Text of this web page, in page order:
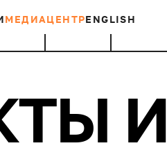
МЕДИАЦЕНТРENGLISH
И